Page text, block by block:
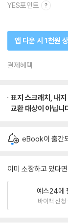
YES포인트
앱 다운 시 1천원
결제혜택
표지 스크래치, 내
교환 대상이 아닙니
eBook이 출간
이미 소장하고 있다
예스24에
바이백 신청